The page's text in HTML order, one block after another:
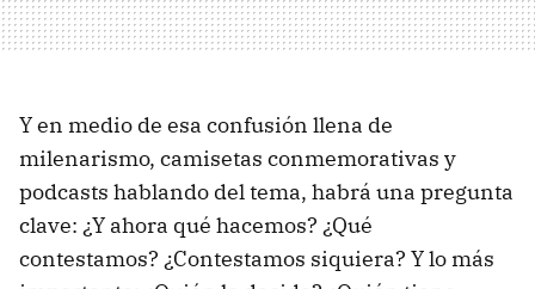
Y en medio de esa confusión llena de
milenarismo, camisetas conmemorativas y
podcasts hablando del tema, habrá una pregunta
clave: ¿Y ahora qué hacemos? ¿Qué
contestamos? ¿Contestamos siquiera? Y lo más